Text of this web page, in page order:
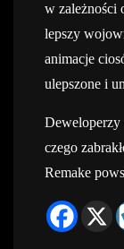
w zależności
lepszy
animacje
ulepszone i
czego
Remake